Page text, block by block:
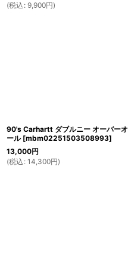
(税込 : 9,900円)
90's Carhartt ダブルニー オーバーオ
ール [mbm02251503508993]
13,000円
(税込 : 14,300円)